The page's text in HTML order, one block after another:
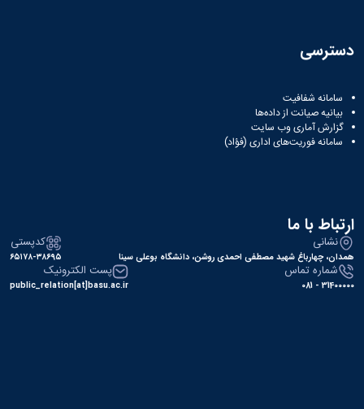
دسترسی
سامانه شفافیت
بیانیه صیانت از داده‌ها
گزارش آماری وب‌ سایت
سامانه فوریت‌های اداری (فؤاد)
ارتباط با ما
نشانی
همدان، چهارباغ شهید مصطفی احمدی روشن، دانشگاه بوعلی سینا
کدپستی
۶۵۱۷۸-۳۸۶۹۵
شماره تماس
31400000 - 081
پست الکترونیک
public_relation[at]basu.ac.ir